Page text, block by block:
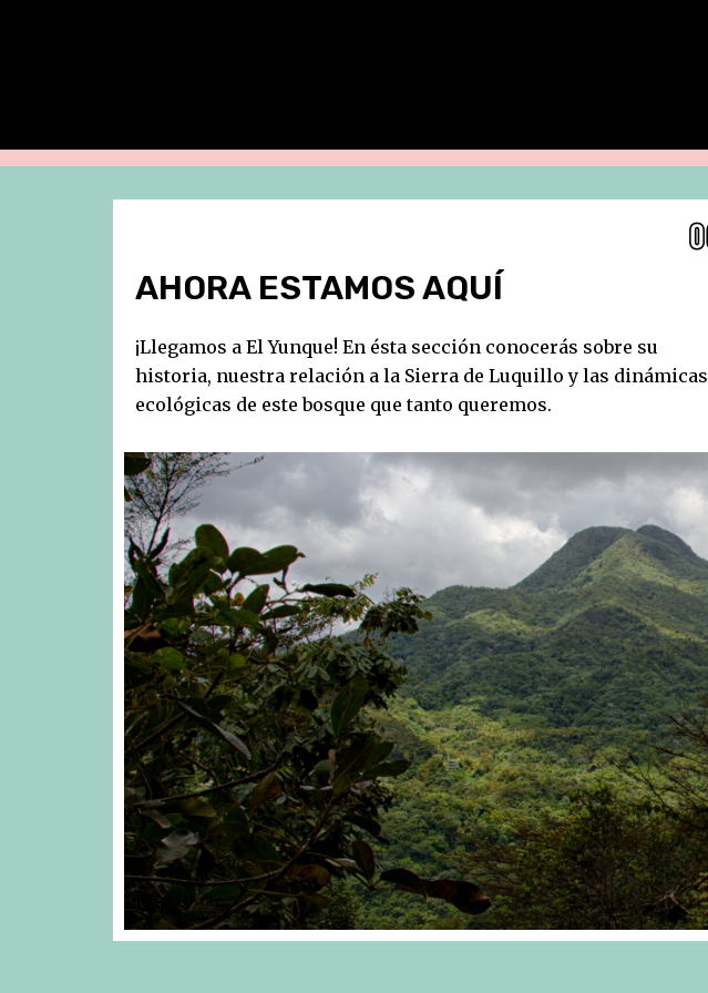
AHORA ESTAMOS AQUÍ
¡Llegamos a El Yunque! En ésta sección conocerás sobre su
historia, nuestra relación a la Sierra de Luquillo y las dinámicas
ecológicas de este bosque que tanto queremos.